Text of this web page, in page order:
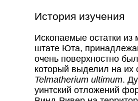
История изучения
Ископаемые остатки
штате Юта,
очень поверхностно
который выделил на их
Telmatherium ultimum.
уинтский отложений